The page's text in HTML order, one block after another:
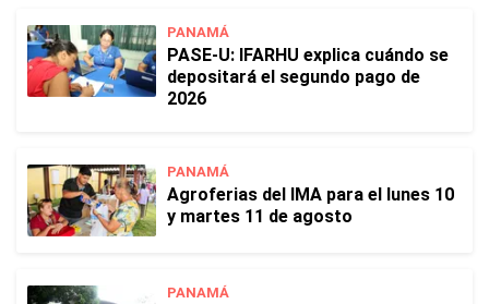
PANAMÁ
PASE-U: IFARHU explica cuándo se
depositará el segundo pago de
2026
PANAMÁ
Agroferias del IMA para el lunes 10
y martes 11 de agosto
PANAMÁ